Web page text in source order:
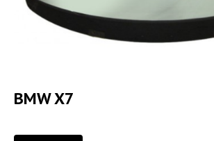
BMW X7